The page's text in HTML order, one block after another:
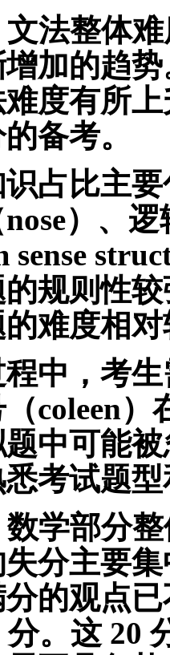
文法整体
加的趋
度有所
备考。
占比主
）、
sense
规则性
难度相
中，考
coleen
中可能
考试题
数学部分
分主要
的观点
分。这 20